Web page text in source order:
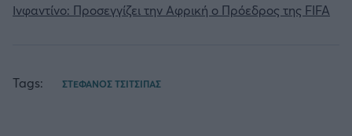
Ινφαντίνο: Προσεγγίζει την Αφρική ο Πρόεδρος της FIFA
Tags: ΣΤΕΦΑΝΟΣ ΤΣΙΤΣΙΠΑΣ